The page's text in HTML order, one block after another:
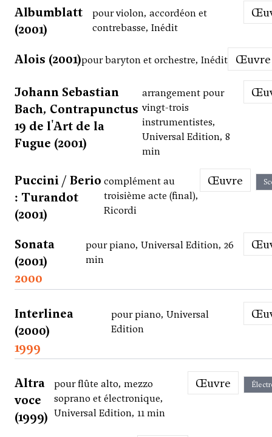
Albumblatt
(2001)
pour violon, accordéon et
contrebasse, Inédit
Alois (2001)pour baryton et orchestre, Inédit Œuvre
Johann Sebastian
Bach, Contrapunctus
19 de l'Art de la
Fugue (2001)
arrangement pour
vingt-trois
instrumentistes,
Universal Edition, 8
min
Puccini / Berio
: Turandot
(2001)
complément au
troisième acte (final),
Ricordi
Œuvre
Sonata
(2001)
pour piano, Universal Edition, 26
min
2000
Interlinea
(2000)
pour piano, Universal
Edition
1999
Altra
voce
(1999)
pour flûte alto, mezzo
soprano et électronique,
Universal Edition, 11 min
Œuvre